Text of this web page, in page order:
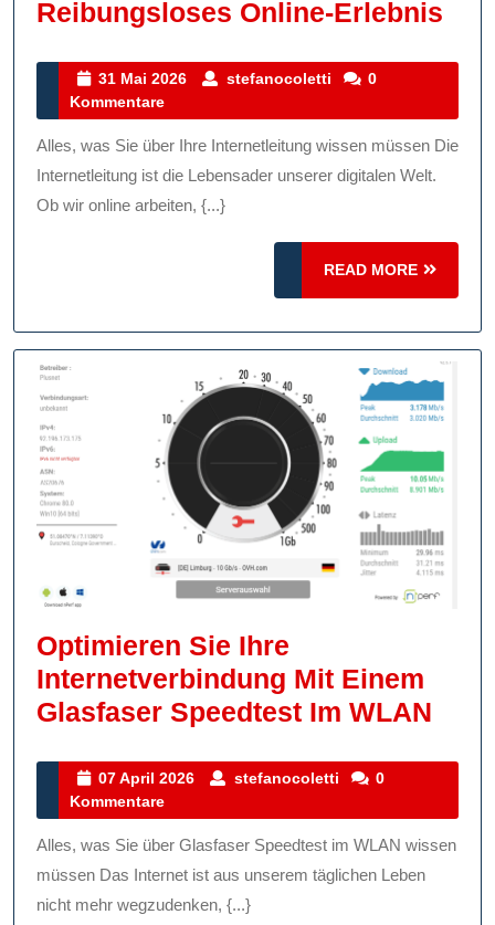
Reibungsloses Online-Erlebnis
Für
31 Mai 2026
31
2026
stefanocoletti stefanocoletti
0
Kommentare
Alles, was Sie über Ihre Internetleitung wissen müssen Die
Internetleitung ist die Lebensader unserer digitalen Welt.
Ob wir online arbeiten, {...}
READ MORE
READ
MORE
Optimieren Sie Ihre
Internetverbindung Mit Einem
Glasfaser Speedtest Im WLAN
Mit
07 April 2026
07
2026
stefanocoletti stefanocoletti
0
Kommentare
Alles, was Sie über Glasfaser Speedtest im WLAN wissen
müssen Das Internet ist aus unserem täglichen Leben
nicht mehr wegzudenken, {...}